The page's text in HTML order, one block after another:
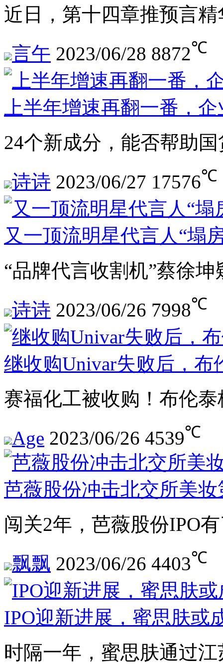
近日，第十四章推预言
言午 2023/06/28 8872℃
上半年增速再翻一番，
24个新成分，能否帮助
诗诗 2023/06/27 17576℃
又一顶流明星代言人“塌
“品牌代言收割机”蔡徐坤
诗诗 2023/06/26 7998℃
继收购Univar失败后，布
赛福化工被收购！布伦
Age 2023/06/26 4539℃
芭薇股份冲击北交所美妆
闯关2年，芭薇股份IPO
飘飘 2023/06/26 4403℃
IPO迎新进展，蜜思肤或
时隔一年，蜜思肤通过